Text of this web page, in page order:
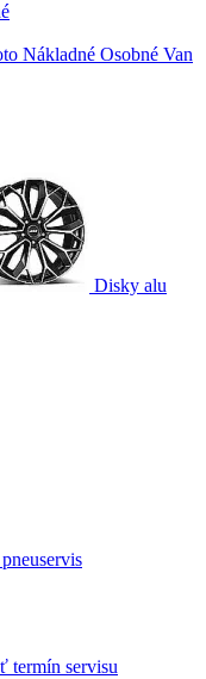
Nákladné Osobné Van
Disky alu
termín servisu